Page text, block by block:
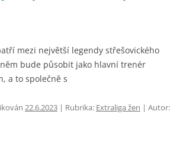
mezi největší legendy střešovického
bude působit jako hlavní trenér
a to společně s
22.6.2023 | Rubrika: Extraliga žen | Autor: